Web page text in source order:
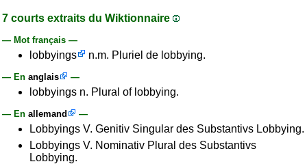
7 courts extraits du Wiktionnaire
— Mot français —
lobbyings n.m. Pluriel de lobbying.
— En anglais —
lobbyings n. Plural of lobbying.
— En allemand —
Lobbyings V. Genitiv Singular des Substantivs Lobbying.
Lobbyings V. Nominativ Plural des Substantivs
Lobbying.